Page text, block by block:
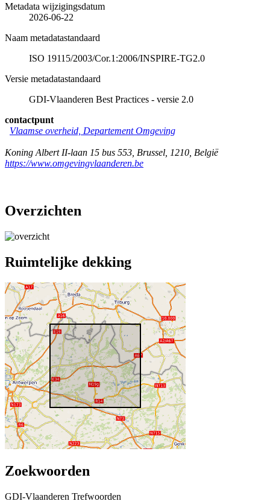
Metadata wijzigingsdatum
2026-06-22
Naam metadatastandaard
ISO 19115/2003/Cor.1:2006/INSPIRE-TG2.0
Versie metadatastandaard
GDI-Vlaanderen Best Practices - versie 2.0
contactpunt
Vlaamse overheid, Departement Omgeving
Koning Albert II-laan 15 bus 553 Brussel 1210 België
https://www.omgevingvlaanderen.be
Overzichten
Ruimtelijke dekking
Zoekwoorden
GDI-Vlaanderen Trefwoorden